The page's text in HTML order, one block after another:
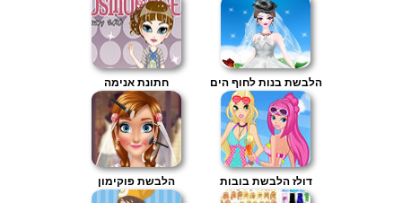
הלבשת בנות לחוף הים חתונת אנימה
דולז הלבשת בובות הלבשת פוקימון